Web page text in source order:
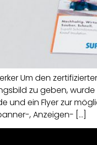
Um den
zu geben,
und ein Flyer zur
, Anzeigen- […]